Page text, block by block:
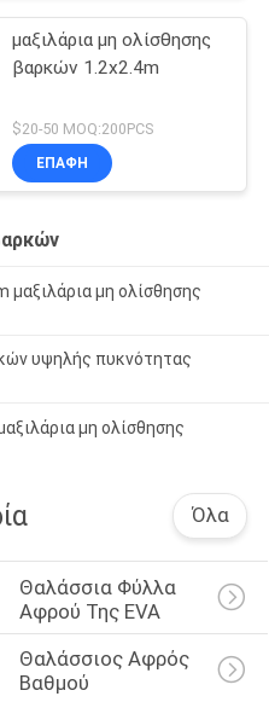
μαξιλάρια μη ολίσθησης
βαρκών 1.2x2.4m
$20-50 MOQ:200PCS
ΕΠΑΦΉ
μαξιλάρια μη ολίσθησης
υψηλής πυκνότητας
μη ολίσθησης
Όλα
Θαλάσσια Φύλλα
Αφρού Της EVA
Θαλάσσιος Αφρός
Βαθμού